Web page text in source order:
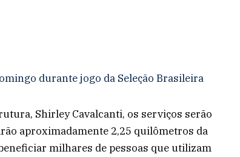
durante jogo da Seleção Brasileira
Shirley Cavalcanti, os serviços serão
aproximadamente 2,25 quilômetros da
milhares de pessoas que utilizam